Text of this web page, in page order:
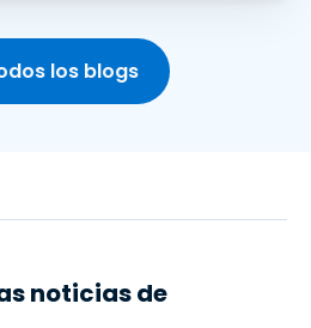
los blogs
noticias de